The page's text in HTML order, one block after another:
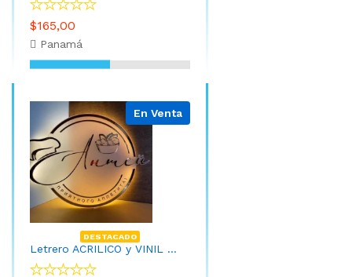
$165,00
Panamá
En Venta
DESTACADO
Letrero ACRILICO y VINIL Circular con Bordes de 60cm con LED